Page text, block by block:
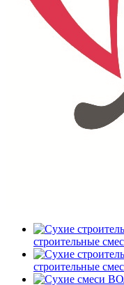
строительные
строительные